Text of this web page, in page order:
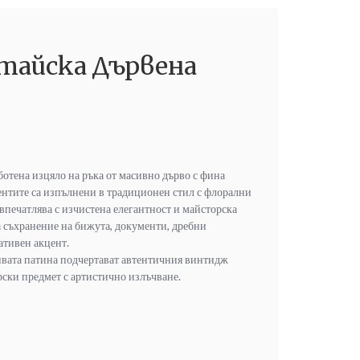
Дървена
изцяло на ръка от масивно дърво с фина
са изпълнени в традиционен стил с флорални
с изчистена елегантност и майсторска
на бижута, документи, дребни
акцент.
патина подчертават автентичния винтидж
предмет с артистично излъчване.